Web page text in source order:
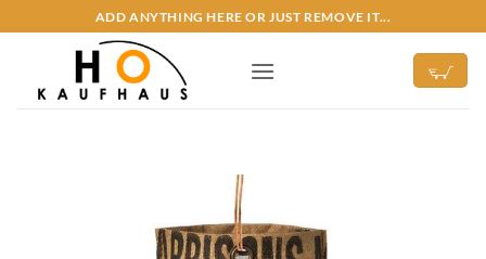
Inhalt
ADD ANYTHING HERE OR JUST REMOVE IT...